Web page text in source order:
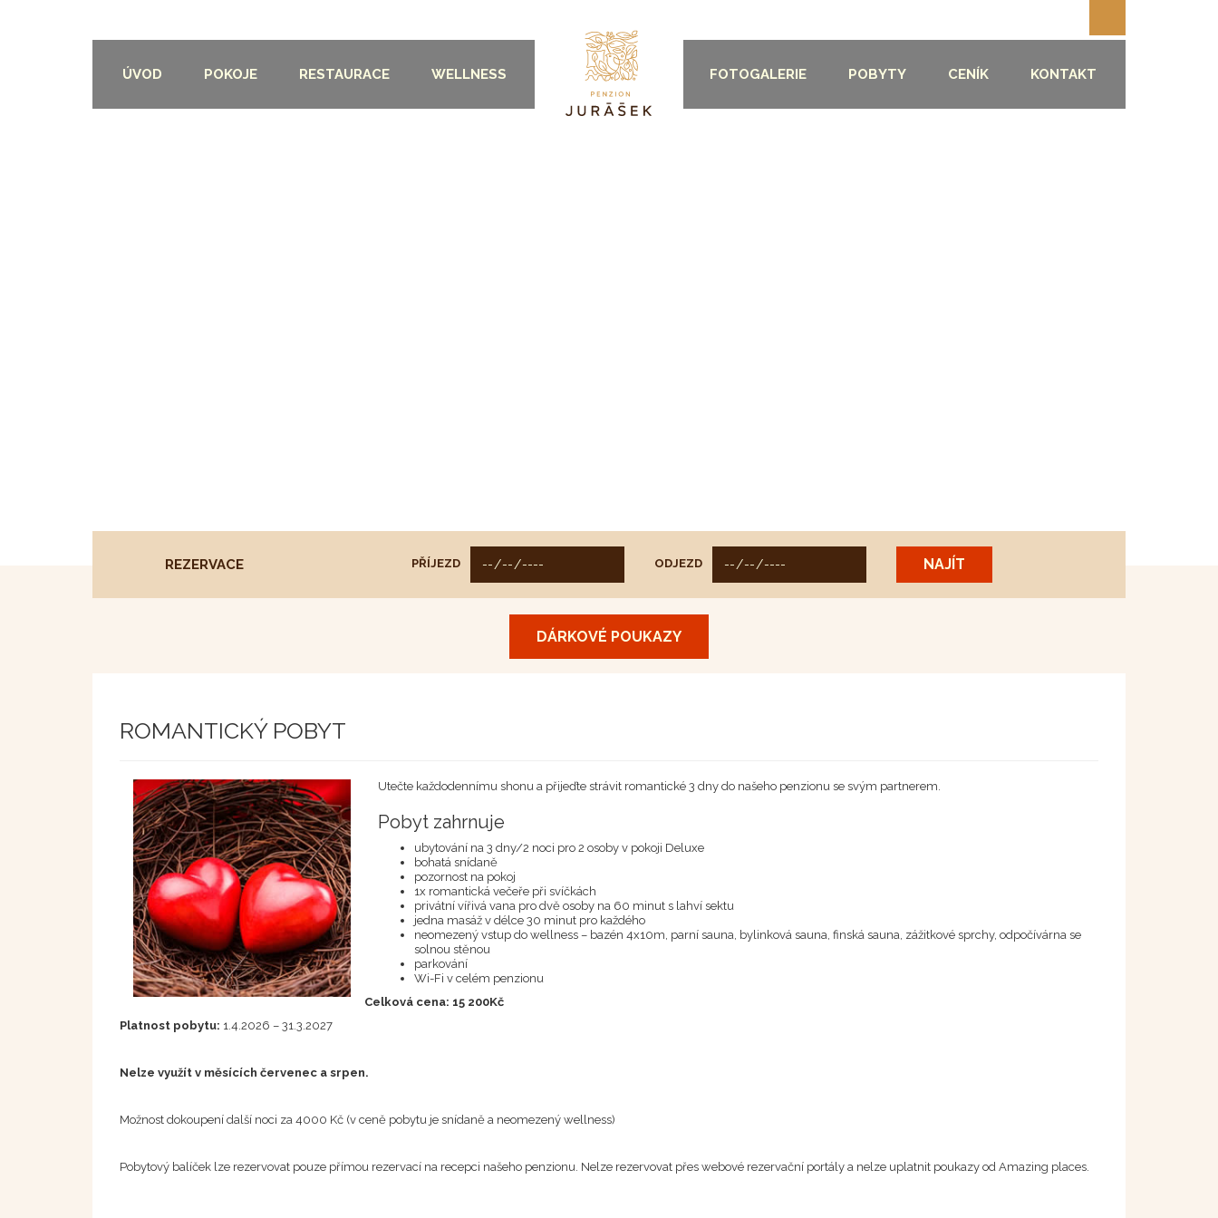
ÚVOD POKOJE RESTAURACE WELLNESS FOTOGALERIE POBYTY CENÍK KONTAKT
REZERVACE PŘÍJEZD ODJEZD
DÁRKOVÉ POUKAZY
ROMANTICKÝ POBYT
Utečte každodennímu shonu a přijeďte strávit romantické 3 dny do našeho penzionu se svým partnerem.
Pobyt zahrnuje
ubytování na 3 dny/2 noci pro 2 osoby v pokoji Deluxe
bohatá snídaně
pozornost na pokoj
1x romantická večeře při svíčkách
privátní vířivá vana pro dvě osoby na 60 minut s lahví sektu
jedna masáž v délce 30 minut pro každého
neomezený vstup do wellness – bazén 4x10m, parní sauna, bylinková sauna, finská sauna, zážitkové sprchy, odpočívárna se
solnou stěnou
parkování
Wi-Fi v celém penzionu
Celková cena: 15 200Kč
Platnost pobytu: 1.4.2026 – 31.3.2027
Nelze využít v měsících červenec a srpen.
Možnost dokoupení další noci za 4000 Kč (v ceně pobytu je snídaně a neomezený wellness)
Pobytový balíček lze rezervovat pouze přímou rezervací na recepci našeho penzionu. Nelze rezervovat přes webové rezervační portály a nelze uplatnit poukazy od Amazing places.